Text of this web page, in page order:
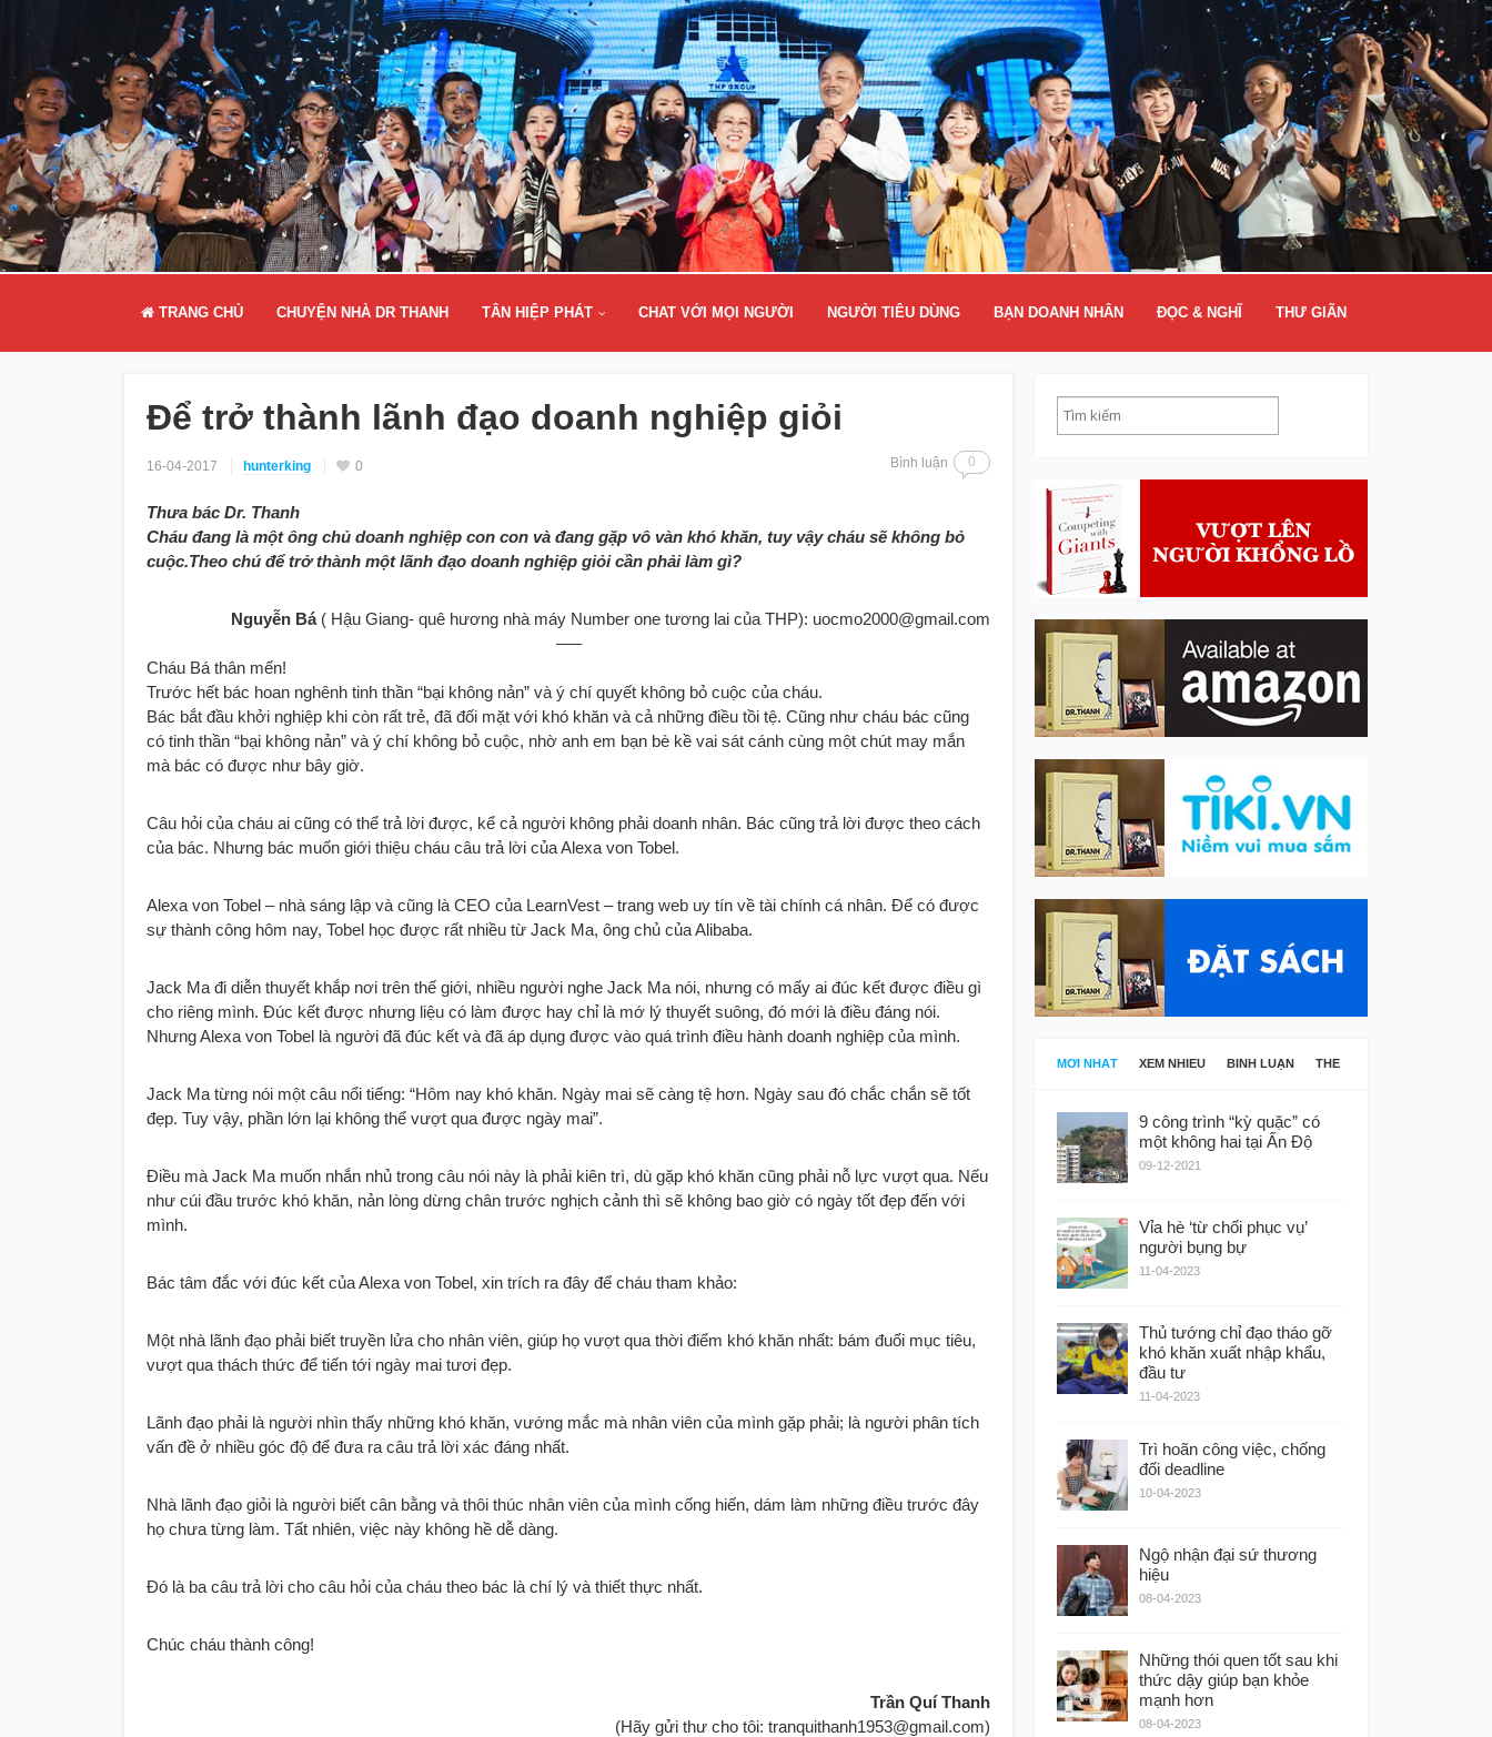
TRANG CHỦ CHUYỆN NHÀ DR THANH TÂN HIỆP PHÁT CHAT VỚI MỌI NGƯỜI NGƯỜI TIÊU DÙNG BẠN DOANH NHÂN ĐỌC & NGHĨ THƯ GIÃN
Để trở thành lãnh đạo doanh nghiệp giỏi
16-04-2017 hunterking 0 Bình luận 0
Thưa bác Dr. Thanh
Cháu đang là một ông chủ doanh nghiệp con con và đang gặp vô vàn khó khăn, tuy vậy cháu sẽ không bỏ
cuộc.Theo chú để trở thành một lãnh đạo doanh nghiệp giỏi cần phải làm gì?
Nguyễn Bá( Hậu Giang- quê hương nhà máy Number one tương lai của THP): uocmo2000@gmail.com
—–
Cháu Bá thân mến!
Trước hết bác hoan nghênh tinh thần “bại không nản” và ý chí quyết không bỏ cuộc của cháu.
Bác bắt đầu khởi nghiệp khi còn rất trẻ, đã đối mặt với khó khăn và cả những điều tồi tệ. Cũng như cháu bác cũng
có tinh thần “bại không nản” và ý chí không bỏ cuộc, nhờ anh em bạn bè kề vai sát cánh cùng một chút may mắn
mà bác có được như bây giờ.
Câu hỏi của cháu ai cũng có thể trả lời được, kể cả người không phải doanh nhân. Bác cũng trả lời được theo cách
của bác. Nhưng bác muốn giới thiệu cháu câu trả lời của Alexa von Tobel.
Alexa von Tobel – nhà sáng lập và cũng là CEO của LearnVest – trang web uy tín về tài chính cá nhân. Để có được
sự thành công hôm nay, Tobel học được rất nhiều từ Jack Ma, ông chủ của Alibaba.
Jack Ma đi diễn thuyết khắp nơi trên thế giới, nhiều người nghe Jack Ma nói, nhưng có mấy ai đúc kết được điều gì
cho riêng mình. Đúc kết được nhưng liệu có làm được hay chỉ là mớ lý thuyết suông, đó mới là điều đáng nói.
Nhưng Alexa von Tobel là người đã đúc kết và đã áp dụng được vào quá trình điều hành doanh nghiệp của mình.
Jack Ma từng nói một câu nổi tiếng: “Hôm nay khó khăn. Ngày mai sẽ càng tệ hơn. Ngày sau đó chắc chắn sẽ tốt
đẹp. Tuy vậy, phần lớn lại không thể vượt qua được ngày mai”.
Điều mà Jack Ma muốn nhắn nhủ trong câu nói này là phải kiên trì, dù gặp khó khăn cũng phải nỗ lực vượt qua. Nếu
như cúi đầu trước khó khăn, nản lòng dừng chân trước nghịch cảnh thì sẽ không bao giờ có ngày tốt đẹp đến với
mình.
Bác tâm đắc với đúc kết của Alexa von Tobel, xin trích ra đây để cháu tham khảo:
Một nhà lãnh đạo phải biết truyền lửa cho nhân viên, giúp họ vượt qua thời điểm khó khăn nhất: bám đuổi mục tiêu,
vượt qua thách thức để tiến tới ngày mai tươi đẹp.
Lãnh đạo phải là người nhìn thấy những khó khăn, vướng mắc mà nhân viên của mình gặp phải; là người phân tích
vấn đề ở nhiều góc độ để đưa ra câu trả lời xác đáng nhất.
Nhà lãnh đạo giỏi là người biết cân bằng và thôi thúc nhân viên của mình cống hiến, dám làm những điều trước đây
họ chưa từng làm. Tất nhiên, việc này không hề dễ dàng.
Đó là ba câu trả lời cho câu hỏi của cháu theo bác là chí lý và thiết thực nhất.
Chúc cháu thành công!
Trần Quí Thanh
(Hãy gửi thư cho tôi: tranquithanh1953@gmail.com)
MỚI NHẤT XEM NHIỀU BÌNH LUẬN THẺ
9 công trình “kỳ quặc” có
một không hai tại Ấn Độ
09-12-2021
Vỉa hè ‘từ chối phục vụ’
người bụng bự
11-04-2023
Thủ tướng chỉ đạo tháo gỡ
khó khăn xuất nhập khẩu,
đầu tư
11-04-2023
Trì hoãn công việc, chống
đối deadline
10-04-2023
Ngộ nhận đại sứ thương
hiệu
08-04-2023
Những thói quen tốt sau khi
thức dậy giúp bạn khỏe
mạnh hơn
08-04-2023